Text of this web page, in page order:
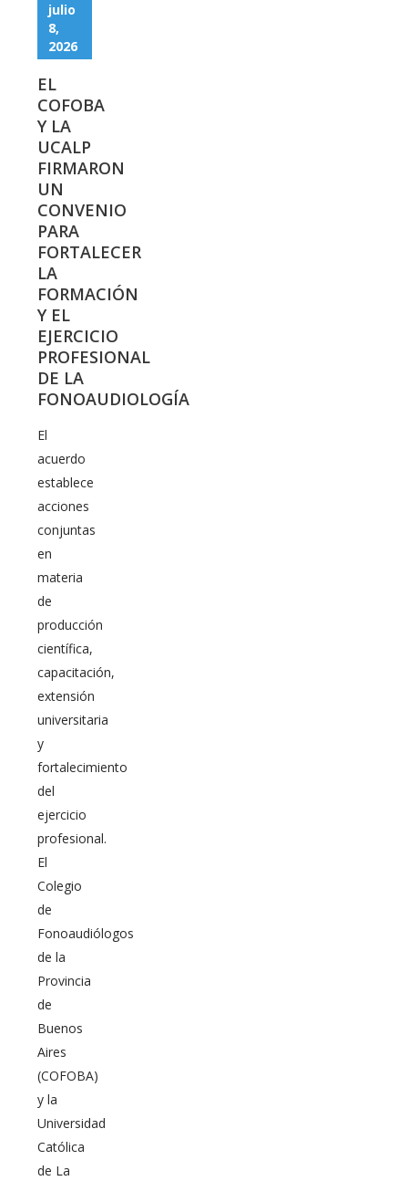
julio
8,
2026
EL
COFOBA
Y LA
UCALP
FIRMARON
UN
CONVENIO
PARA
FORTALECER
LA
FORMACIÓN
Y EL
EJERCICIO
PROFESIONAL
DE LA
FONOAUDIOLOGÍA
El
acuerdo
establece
acciones
conjuntas
en
materia
de
producción
científica,
capacitación,
extensión
universitaria
y
fortalecimiento
del
ejercicio
profesional.
El
Colegio
de
Fonoaudiólogos
de la
Provincia
de
Buenos
Aires
(COFOBA)
y la
Universidad
Católica
de La